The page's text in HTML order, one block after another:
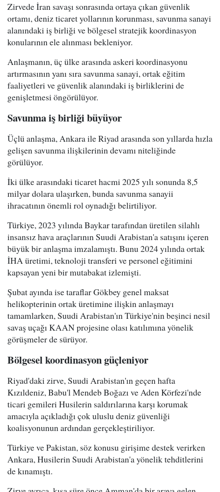
Zirvede İran savaşı sonrasında ortaya çıkan güvenlik
ortamı, deniz ticaret yollarının korunması, savunma sanayi
alanındaki iş birliği ve bölgesel stratejik koordinasyon
konularının ele alınması bekleniyor.
Anlaşmanın, üç ülke arasında askeri koordinasyonu
artırmasının yanı sıra savunma sanayi, ortak eğitim
faaliyetleri ve güvenlik alanındaki iş birliklerini de
genişletmesi öngörülüyor.
Savunma iş birliği büyüyor
Üçlü anlaşma, Ankara ile Riyad arasında son yıllarda hızla
gelişen savunma ilişkilerinin devamı niteliğinde
görülüyor.
İki ülke arasındaki ticaret hacmi 2025 yılı sonunda 8,5
milyar dolara ulaşırken, bunda savunma sanayii
ihracatının önemli rol oynadığı belirtiliyor.
Türkiye, 2023 yılında Baykar tarafından üretilen silahlı
insansız hava araçlarının Suudi Arabistan'a satışını içeren
büyük bir anlaşma imzalamıştı. Bunu 2024 yılında ortak
İHA üretimi, teknoloji transferi ve personel eğitimini
kapsayan yeni bir mutabakat izlemişti.
Şubat ayında ise taraflar Gökbey genel maksat
helikopterinin ortak üretimine ilişkin anlaşmayı
tamamlarken, Suudi Arabistan'ın Türkiye'nin beşinci nesil
savaş uçağı KAAN projesine olası katılımına yönelik
görüşmeler de sürüyor.
Bölgesel koordinasyon güçleniyor
Riyad'daki zirve, Suudi Arabistan'ın geçen hafta
Kızıldeniz, Babu'l Mendeb Boğazı ve Aden Körfezi'nde
ticari gemileri Husilerin saldırılarına karşı korumak
amacıyla açıkladığı çok uluslu deniz güvenliği
koalisyonunun ardından gerçekleştiriliyor.
Türkiye ve Pakistan, söz konusu girişime destek verirken
Ankara, Husilerin Suudi Arabistan'a yönelik tehditlerini
de kınamıştı.